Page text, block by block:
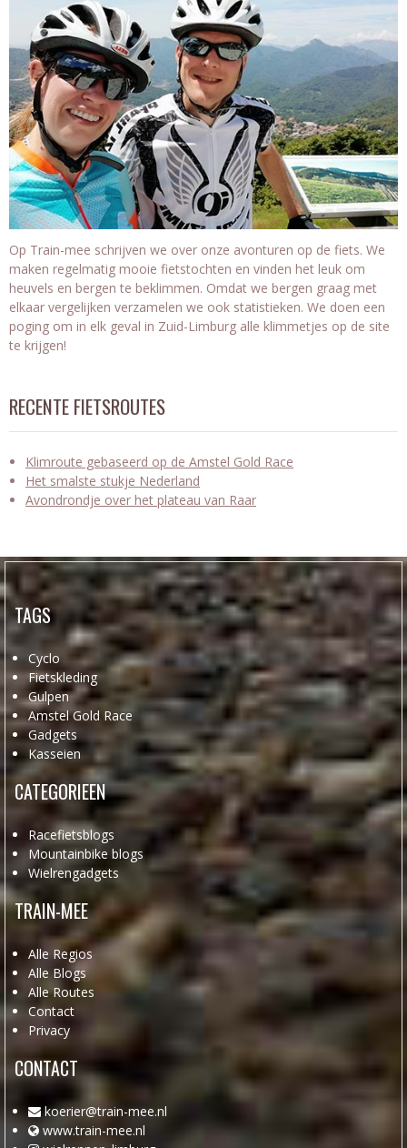
Op Train-mee schrijven we over onze avonturen op de fiets. We
maken regelmatig mooie fietstochten en vinden het leuk om
heuvels en bergen te beklimmen. Omdat we bergen graag met
elkaar vergelijken verzamelen we ook statistieken. We doen een
poging om in elk geval in Zuid-Limburg alle klimmetjes op de site
te krijgen!
RECENTE FIETSROUTES
Klimroute gebaseerd op de Amstel Gold Race
Het smalste stukje Nederland
Avondrondje over het plateau van Raar
TAGS
Cyclo
Fietskleding
Gulpen
Amstel Gold Race
Gadgets
Kasseien
CATEGORIEEN
Racefietsblogs
Mountainbike blogs
Wielrengadgets
TRAIN-MEE
Alle Regios
Alle Blogs
Alle Routes
Contact
Privacy
CONTACT
koerier@train-mee.nl
www.train-mee.nl